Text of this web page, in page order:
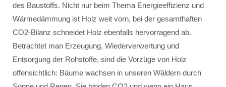
des Baustoffs. Nicht nur beim Thema Energieeffizienz und
Wärmedämmung ist Holz weit vorn, bei der gesamthaften
CO2-Bilanz schneidet Holz ebenfalls hervorragend ab.
Betrachtet man Erzeugung, Wiederverwertung und
Entsorgung der Rohstoffe, sind die Vorzüge von Holz
offensichtlich: Bäume wachsen in unseren Wäldern durch